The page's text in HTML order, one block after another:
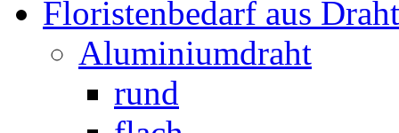
Floristenbedarf aus Draht
Aluminiumdraht
rund